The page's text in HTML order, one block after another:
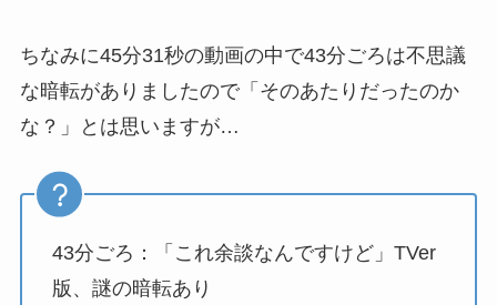
ちなみに45分31秒の動画の中で43分ごろは不思議
な暗転がありましたので「そのあたりだったのか
な？」とは思いますが…
43分ごろ：「これ余談なんですけど」TVer
版、謎の暗転あり